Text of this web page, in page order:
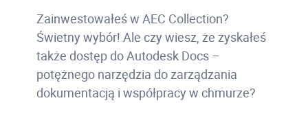
Zainwestowałeś w AEC Collection?
Świetny wybór! Ale czy wiesz, że zyskałeś
także dostęp do Autodesk Docs –
potężnego narzędzia do zarządzania
dokumentacją i współpracy w chmurze?